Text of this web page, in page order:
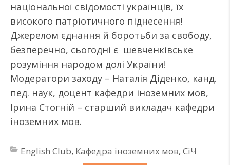
національної свідомості українців, їх
високого патріотичного піднесення!
Джерелом єднання й боротьби за свободу,
безперечно, сьогодні є шевченківське
розуміння народом долі України!
Модератори заходу – Наталія Діденко, канд.
пед. наук, доцент кафедри іноземних мов,
Ірина Стогній – старший викладач кафедри
іноземних мов.
English Club, Кафедра іноземних мов, СіЧ